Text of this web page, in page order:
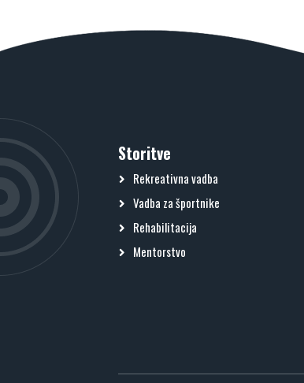
Storitve
Rekreativna vadba
Vadba za športnike
Rehabilitacija
Mentorstvo